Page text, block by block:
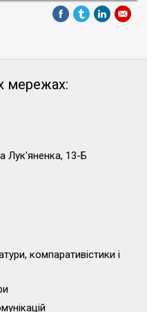
мережах:
Лук'яненка, 13-Б
компаративістики і